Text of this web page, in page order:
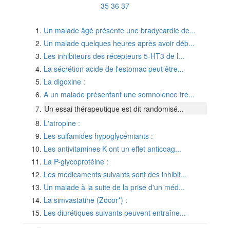
35 36 37
Un malade âgé présente une bradycardie de...
Un malade quelques heures après avoir déb...
Les inhibiteurs des récepteurs 5-HT3 de l...
La sécrétion acide de l'estomac peut être...
La digoxine :
A un malade présentant une somnolence trè...
Un essai thérapeutique est dit randomisé...
L'atropine :
Les sulfamides hypoglycémiants :
Les antivitamines K ont un effet anticoag...
La P-glycoprotéine :
Les médicaments suivants sont des inhibit...
Un malade à la suite de la prise d'un méd...
La simvastatine (Zocor*) :
Les diurétiques suivants peuvent entraîne...